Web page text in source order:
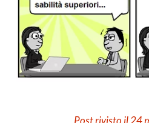
Post rivisto il 24